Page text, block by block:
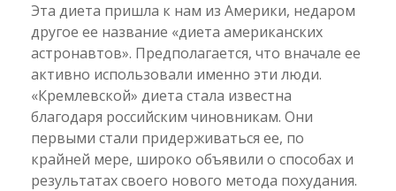
Эта диета пришла к нам из Америки, недаром
другое ее название «диета американских
астронавтов». Предполагается, что вначале ее
активно использовали именно эти люди.
«Кремлевской» диета стала известна
благодаря российским чиновникам. Они
первыми стали придерживаться ее, по
крайней мере, широко объявили о способах и
результатах своего нового метода похудания.